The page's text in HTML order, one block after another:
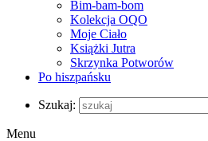
Bim-bam-bom
Kolekcja OQO
Moje Ciało
Książki Jutra
Skrzynka Potworów
Po hiszpańsku
Szukaj:
Menu